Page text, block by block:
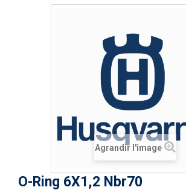
Agrandir l'image
O-Ring 6X1,2 Nbr70